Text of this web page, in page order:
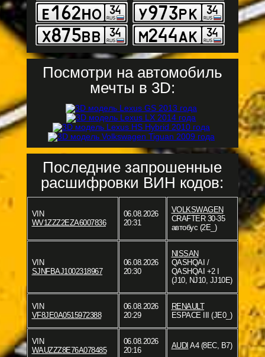
Посмотри на автомобиль
мечты в 3D:
Последние запрошенные
расшифровки ВИН кодов:
VIN
WV1ZZZ2EZA6007836
06.08.2026
20:31
VOLKSWAGEN
CRAFTER 30-35
автобус (2E_)
VIN
SJNFBAJ1002318967
06.08.2026
20:30
NISSAN
QASHQAI /
QASHQAI +2 I
(J10, NJ10, JJ10E)
VIN
VF8JE0A0515972388
06.08.2026
20:29
RENAULT
ESPACE III (JE0_)
VIN
WAUZZZ8E76A078485
06.08.2026
20:16
AUDI A4 (8EC, B7)